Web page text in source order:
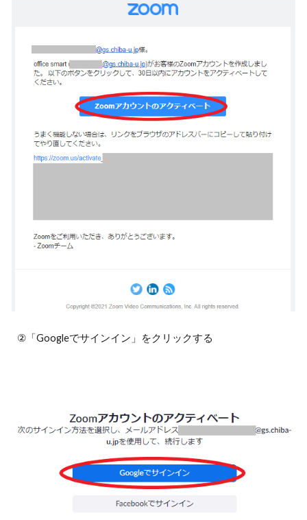
②「Googleでサインイン」をクリックする